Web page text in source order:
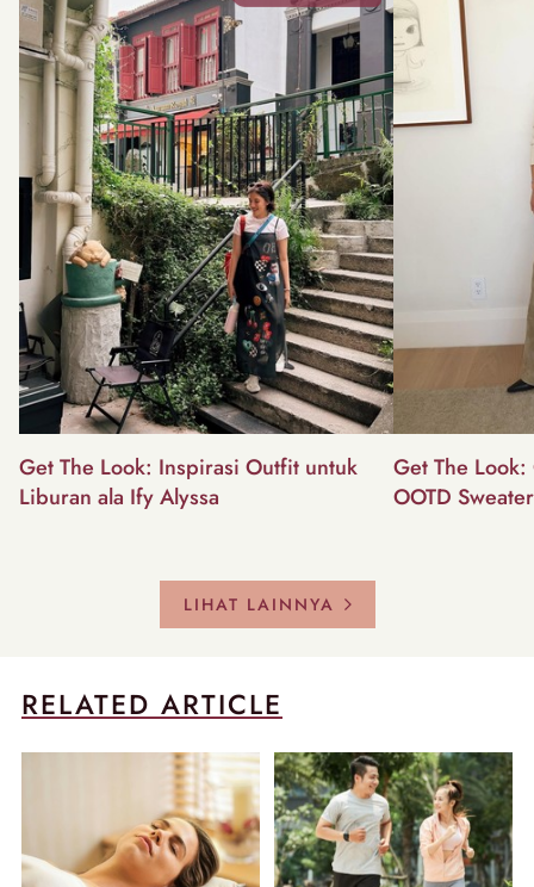
Get The Look: Inspirasi Outfit untuk
Liburan ala Ify Alyssa
Get The
OOTD
LIHAT LAINNYA
RELATED ARTICLE